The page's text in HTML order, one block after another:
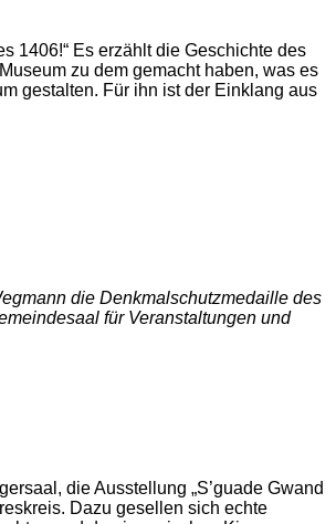
1406!“ Es erzählt die Geschichte des
zu dem gemacht haben, was es
gestalten. Für ihn ist der Einklang aus
die Denkmalschutzmedaille des
für Veranstaltungen und
die Ausstellung „S’guade Gwand
Dazu gesellen sich echte